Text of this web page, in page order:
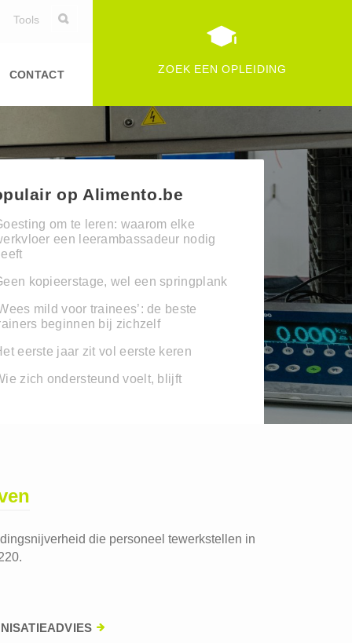
Tools
CONTACT ZOEK EEN OPLEIDING
op Alimento.be
om te leren: waarom elke
een leerambassadeur nodig
kopieerstage, wel een springplank
mild voor trainees’: de beste
beginnen bij zichzelf
eerste jaar zit vol eerste keren
zich ondersteund voelt, blijft
die personeel tewerkstellen in